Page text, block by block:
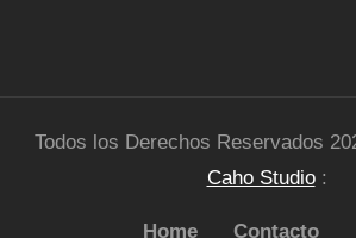
Todos los Derechos Reservados
Caho Studio:
Home Contacto